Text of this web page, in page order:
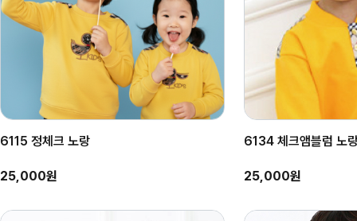
6115 정체크 노랑
25,000원
6134 체크앰블럼 노
25,000원